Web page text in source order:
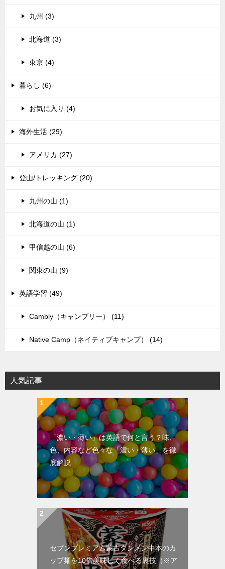
九州 (3)
北海道 (3)
東京 (4)
暮らし (6)
お気に入り (4)
海外生活 (29)
アメリカ (27)
登山/トレッキング (20)
九州の山 (1)
北海道の山 (1)
甲信越の山 (6)
関東の山 (9)
英語学習 (49)
Cambly（キャンブリー） (11)
Native Camp（ネイティブキャンプ） (14)
人気記事
「濃い・薄い」は英語で何と言う？味、
色、内容など色々な「濃い・薄い」を徹
底解説
セブンプレミアム蒙古タンメン中本のカ
ップ麺を10倍美味しく食べる裏技（※ア